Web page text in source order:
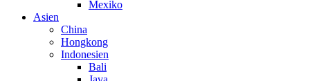
Mexiko
Asien
China
Hongkong
Indonesien
Bali